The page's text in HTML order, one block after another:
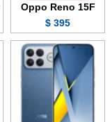
Oppo Reno 15F
395 $